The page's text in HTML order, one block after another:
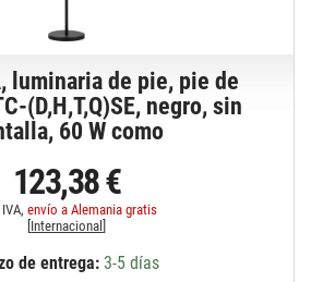
luminaria de pie, pie de
(D,H,T,Q)SE, negro, sin
60 W como
123,38 €
IVA,envío a Alemania gratis
[Internacional]
de entrega:3-5 días